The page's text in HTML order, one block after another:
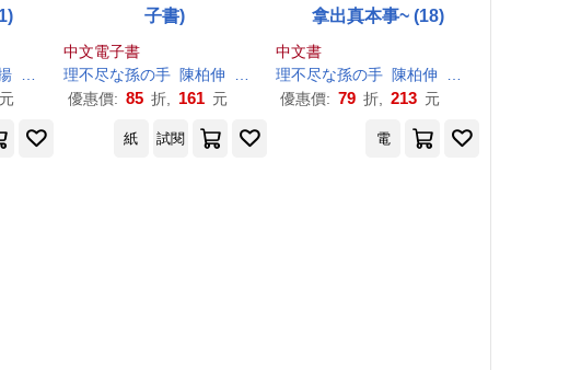
シロタカ
元
子書)
中文電子書
理不尽な孫の手 陳柏伸
シロタカ
優惠價: 85 折, 161 元
拿出真本事~ (18)
中文書
理不尽な孫の手 陳柏伸
優惠價: 79 折, 213 元
紙 試閱 電